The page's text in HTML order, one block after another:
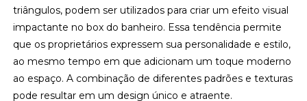
triângulos, podem ser utilizados para criar um efeito visual
impactante no box do banheiro. Essa tendência permite
que os proprietários expressem sua personalidade e estilo,
ao mesmo tempo em que adicionam um toque moderno
ao espaço. A combinação de diferentes padrões e texturas
pode resultar em um design único e atraente.